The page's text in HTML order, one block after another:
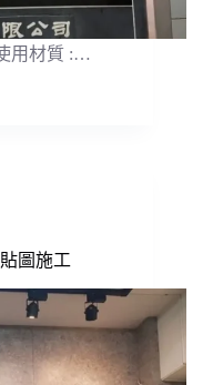
用材質 :…
圖施工